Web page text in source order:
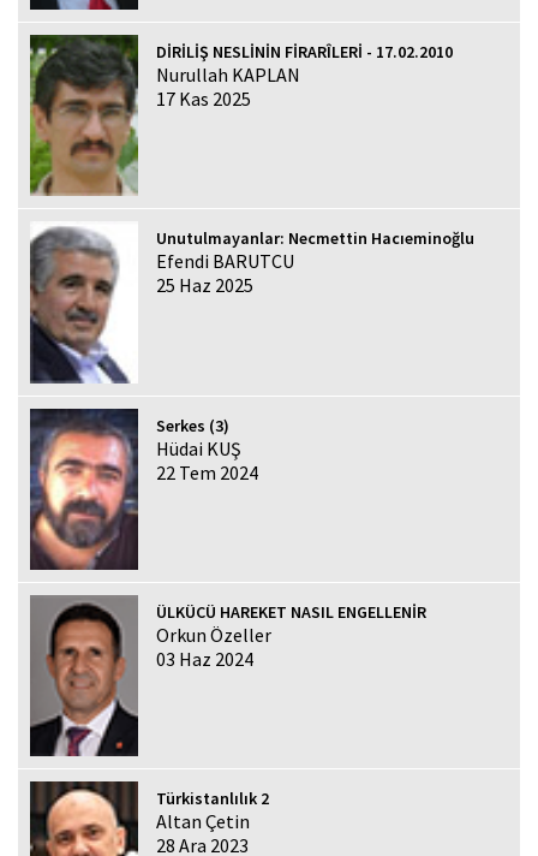
DİRİLİŞ NESLİNİN FİRARÎLERİ - 17.02.2010
Nurullah KAPLAN
17 Kas 2025
Unutulmayanlar: Necmettin Hacıeminoğlu
Efendi BARUTCU
25 Haz 2025
Serkes (3)
Hüdai KUŞ
22 Tem 2024
ÜLKÜCÜ HAREKET NASIL ENGELLENİR
Orkun Özeller
03 Haz 2024
Türkistanlılık 2
Altan Çetin
28 Ara 2023